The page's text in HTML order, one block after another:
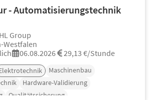
- Automatisierungstechnik
Group
Westfalen
06.08.2026 29,13 €/Stunde
Maschinenbau
Hardware-Validierung
Qualitätssicherung